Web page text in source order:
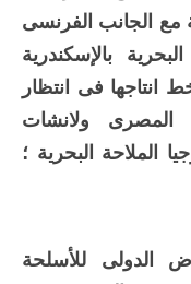
مع الجانب الفرنسى
بالإسكندرية
انطلق خط انتاجها فى انتظار
المصرى ولانشات
الملاحة البحرية ؛
الدولى للأسلحة